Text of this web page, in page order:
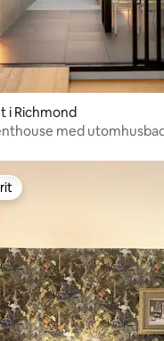
i Richmond
med